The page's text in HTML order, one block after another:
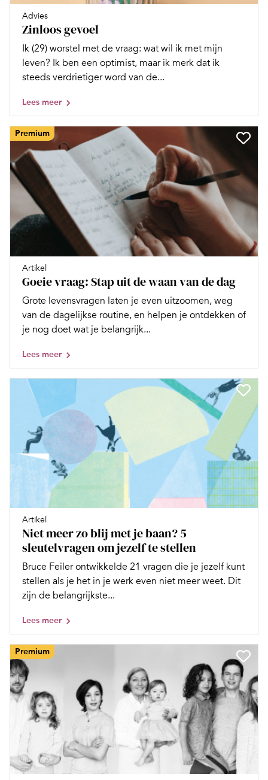
Advies
Zinloos gevoel
Ik (29) worstel met de vraag: wat wil ik met mijn
leven? Ik ben een optimist, maar ik merk dat ik
steeds verdrietiger word van de...
Lees meer
Premium
Artikel
Goeie vraag: Stap uit de waan van de dag
Grote levensvragen laten je even uitzoomen, weg
van de dagelijkse routine, en helpen je ontdekken of
je nog doet wat je belangrijk...
Lees meer
Artikel
Niet meer zo blij met je baan? 5
sleutelvragen om jezelf te stellen
Bruce Feiler ontwikkelde 21 vragen die je jezelf kunt
stellen als je het in je werk even niet meer weet. Dit
zijn de belangrijkste...
Lees meer
Premium